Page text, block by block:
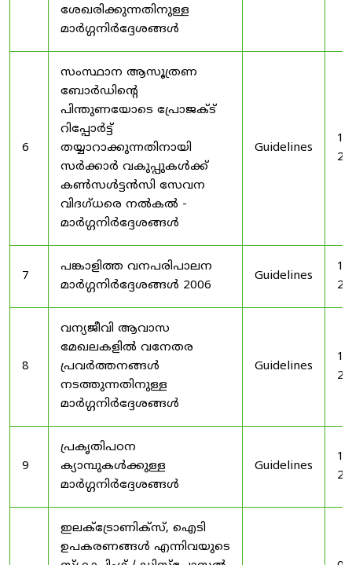
ശേഖരിക്കുന്നതിനുള്ള
മാർഗ്ഗനിർദ്ദേശങ്ങൾ
6
സംസ്ഥാന ആസൂത്രണ
ബോർഡിൻ്റെ
പിന്തുണയോടെ പ്രോജക്ട്
റിപ്പോർട്ട്
തയ്യാറാക്കുന്നതിനായി
സർക്കാർ വകുപ്പുകൾക്ക്
കൺസൾട്ടൻസി സേവന
വിദഗ്ധരെ നൽകൽ -
മാർഗ്ഗനിർദ്ദേശങ്ങൾ
Guidelines
7
പങ്കാളിത്ത വനപരിപാലന
മാർഗ്ഗനിർദ്ദേശങ്ങൾ 2006
Guidelines
8
വന്യജീവി ആവാസ
മേഖലകളിൽ വനേതര
പ്രവർത്തനങ്ങൾ
നടത്തുന്നതിനുള്ള
മാർഗ്ഗനിർദ്ദേശങ്ങൾ
Guidelines
9
പ്രകൃതിപഠന
ക്യാമ്പുകൾക്കുള്ള
മാർഗ്ഗനിർദ്ദേശങ്ങൾ
Guidelines
ഇലക്‌ട്രോണിക്‌സ്, ഐടി
ഉപകരണങ്ങൾ എന്നിവയുടെ